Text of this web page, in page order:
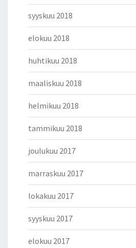
syyskuu 2018
elokuu 2018
huhtikuu 2018
maaliskuu 2018
helmikuu 2018
tammikuu 2018
joulukuu 2017
marraskuu 2017
lokakuu 2017
syyskuu 2017
elokuu 2017